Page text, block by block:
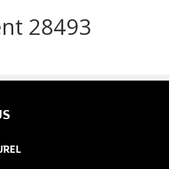
28493